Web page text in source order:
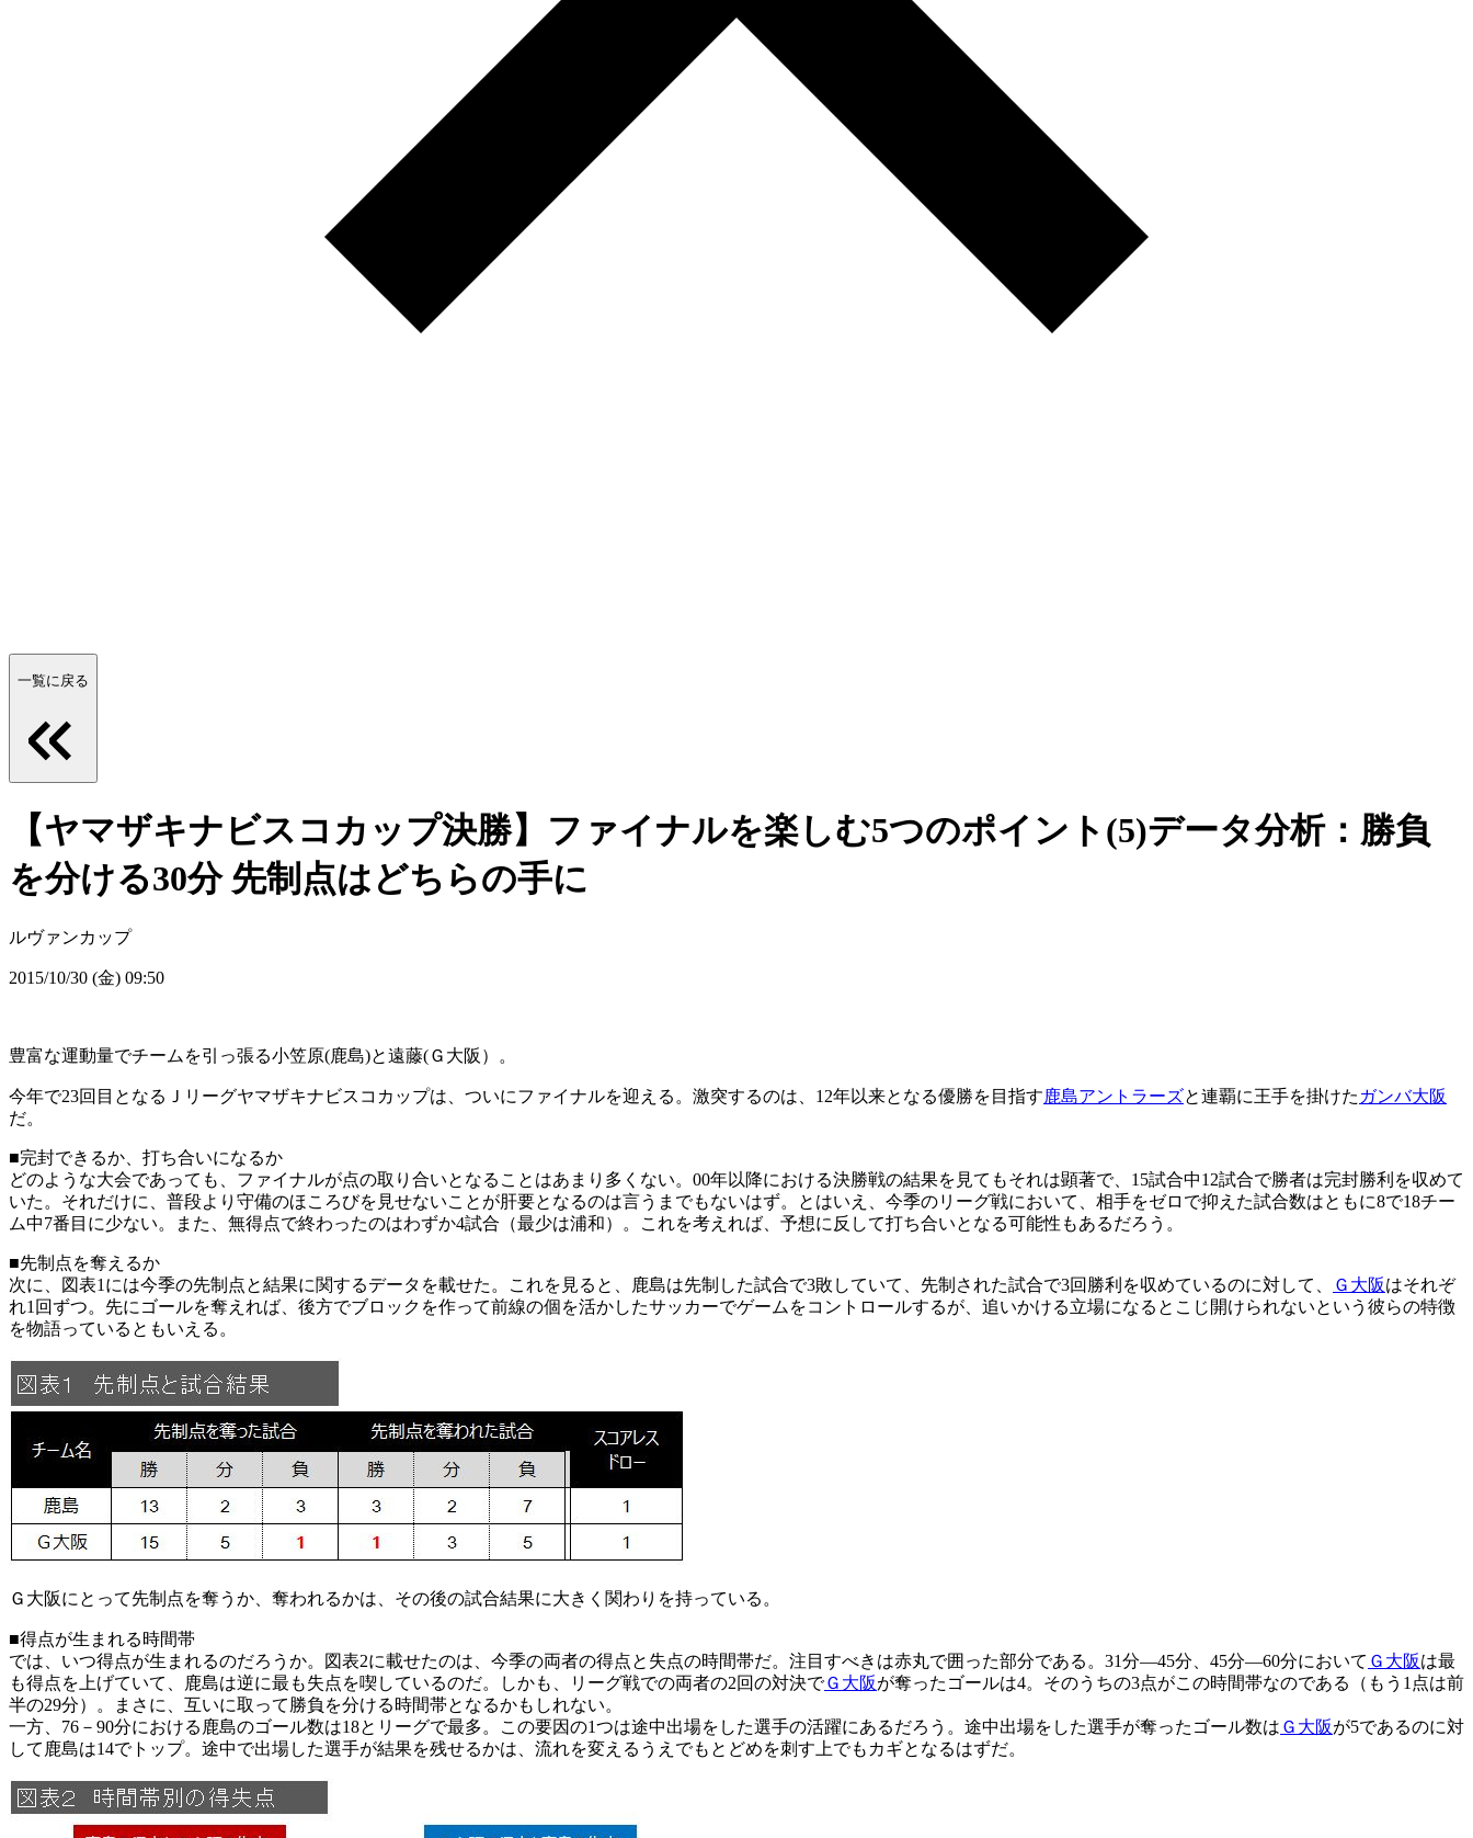
一覧に戻る
【ヤマザキナビスコカップ決勝】ファイナルを楽しむ5つのポイント(5)データ分析：勝負
を分ける30分 先制点はどちらの手に
ルヴァンカップ
2015/10/30 (金) 09:50
豊富な運動量でチームを引っ張る小笠原(鹿島)と遠藤(Ｇ大阪）。
今年で23回目となるＪリーグヤマザキナビスコカップは、ついにファイナルを迎える。激突するのは、12年以来となる優勝を目指す鹿島アントラーズと連覇に王手を掛けた ガンバ大阪
だ。
■完封できるか、打ち合いになるか
どのような大会であっても、ファイナルが点の取り合いとなることはあまり多くない。00年以降における決勝戦の結果を見てもそれは顕著で、15試合中12試合で勝者は完封勝利を収めて
いた。それだけに、普段より守備のほころびを見せないことが肝要となるのは言うまでもないはず。とはいえ、今季のリーグ戦において、相手をゼロで抑えた試合数はともに8で18チー
ム中7番目に少ない。また、無得点で終わったのはわずか4試合（最少は浦和）。これを考えれば、予想に反して打ち合いとなる可能性もあるだろう。
■先制点を奪えるか
次に、図表1には今季の先制点と結果に関するデータを載せた。これを見ると、鹿島は先制した試合で3敗していて、先制された試合で3回勝利を収めているのに対して、
Ｇ大阪はそれぞ
れ1回ずつ。先にゴールを奪えれば、後方でブロックを作って前線の個を活かしたサッカーでゲームをコントロールするが、追いかける立場になるとこじ開けられないという彼らの特徴
を物語っているともいえる。
Ｇ大阪にとって先制点を奪うか、奪われるかは、その後の試合結果に大きく関わりを持っている。
■得点が生まれる時間帯
では、いつ得点が生まれるのだろうか。図表2に載せたのは、今季の両者の得点と失点の時間帯だ。注目すべきは赤丸で囲った部分である。31分―45分、45分―60分において Ｇ大阪は最
も得点を上げていて、鹿島は逆に最も失点を喫しているのだ。しかも、リーグ戦での両者の2回の対決でＧ大阪が奪ったゴールは4。そのうちの3点がこの時間帯なのである（もう1点は前
半の29分）。まさに、互いに取って勝負を分ける時間帯となるかもしれない。
一方、76－90分における鹿島のゴール数は18とリーグで最多。この要因の1つは途中出場をした選手の活躍にあるだろう。途中出場をした選手が奪ったゴール数は Ｇ大阪が5であるのに対
して鹿島は14でトップ。途中で出場した選手が結果を残せるかは、流れを変えるうえでもとどめを刺す上でもカギとなるはずだ。